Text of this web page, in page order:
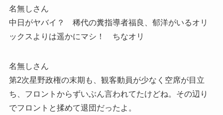
名無しさん
中日がヤバイ？ 稀代の糞指導者福良、郁洋がいるオリ
ックスよりは遥かにマシ！ ちなオリ
名無しさん
第2次星野政権の末期も、観客動員が少なく空席が目立
ち、フロントからずいぶん言われてたけどね。その辺り
でフロントと揉めて退団だったよ。